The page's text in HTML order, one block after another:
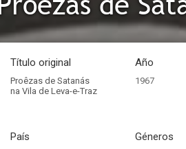
Título original
Proêzas de Satanás
na Vila de Leva-e-Traz
Año
1967
País Géneros